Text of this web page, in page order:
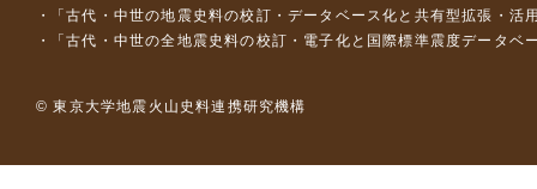
「古代・中世の地震史料の校訂・データベース化と共有型拡張・
「古代・中世の全地震史料の校訂・電子化と国際標準震度データ
© 東京大学地震火山史料連携研究機構